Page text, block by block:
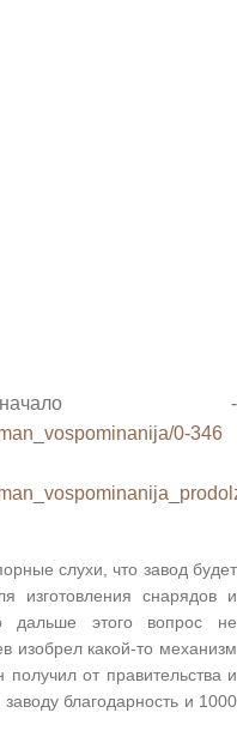
начало -
0-346
слухи, что завод будет
изготовления снарядов и
дальше этого вопрос не
изобрел какой-то механизм
от правительства и
благодарность и 1000